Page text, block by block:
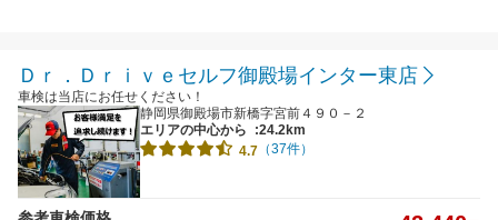
Ｄｒ．Ｄｒｉｖｅセルフ御殿場インター東店
車検は当店にお任せください！
静岡県御殿場市新橋字宮前４９０－２
エリアの中心から
:24.2km
4.7 （37件）